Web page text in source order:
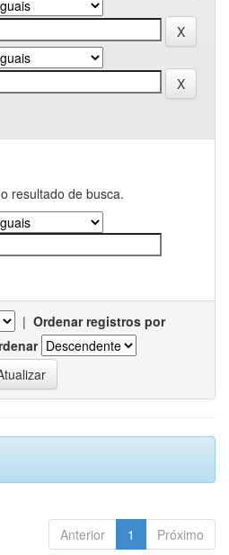
resultado de busca.
| Ordenar registros por
Anterior 1 Próximo